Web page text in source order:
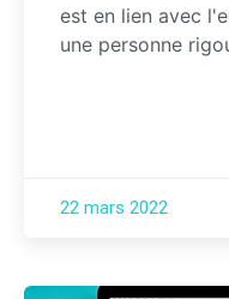
est en lien avec
une personne
22 mars 2022